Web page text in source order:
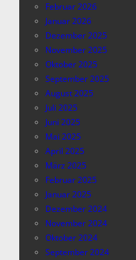
Februar 2026
Januar 2026
Dezember 2025
November 2025
Oktober 2025
September 2025
August 2025
Juli 2025
Juni 2025
Mai 2025
April 2025
März 2025
Februar 2025
Januar 2025
Dezember 2024
November 2024
Oktober 2024
September 2024